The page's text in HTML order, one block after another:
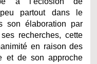
partout dans le
son élaboration par
recherches, cette
en raison des
et de son approche